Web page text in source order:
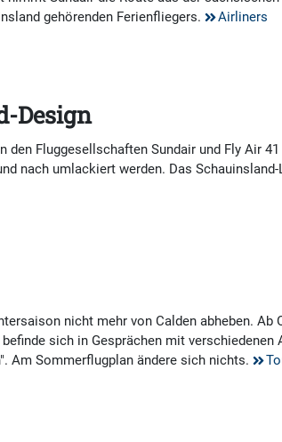
gehörenden Ferienfliegers.
Airliners
Design
Fluggesellschaften Sundair und Fly Air
nach umlackiert werden. Das
nicht mehr von Calden abheben.
sich in Gesprächen mit
Am Sommerflugplan ändere sich nichts.